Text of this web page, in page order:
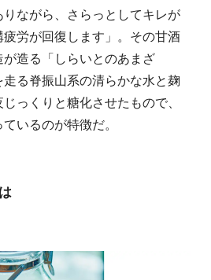
ながら、さらっとしてキレが
労が回復します」。その甘酒
造る「しらいとのあまざ
る脊振山系の清らかな水と麹
っくりと糖化させたもので、
いるのが特徴だ。